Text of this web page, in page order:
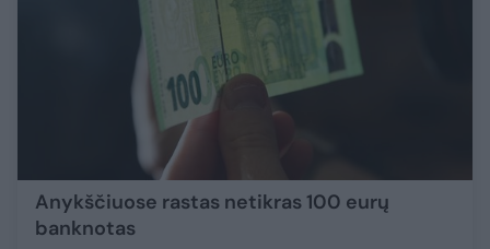
Anykščiuose rastas netikras 100 eurų
banknotas